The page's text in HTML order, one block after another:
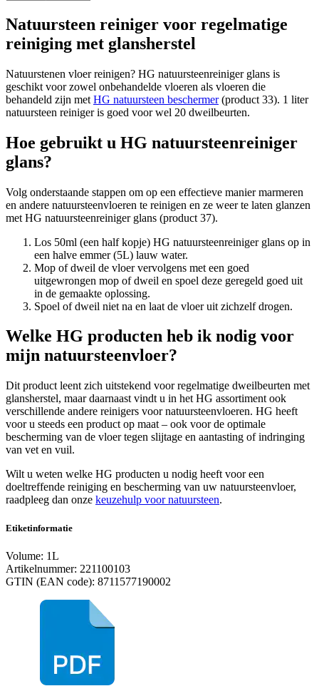
Natuursteen reiniger voor regelmatige
reiniging met glansherstel
Natuurstenen vloer reinigen? HG natuursteenreiniger glans is
geschikt voor zowel onbehandelde vloeren als vloeren die
behandeld zijn met HG natuursteen beschermer(product 33). 1 liter
natuursteen reiniger is goed voor wel 20 dweilbeurten.
Hoe gebruikt u HG natuursteenreiniger
glans?
Volg onderstaande stappen om op een effectieve manier marmeren
en andere natuursteenvloeren te reinigen en ze weer te laten glanzen
met HG natuursteenreiniger glans (product 37).
Los 50ml (een half kopje) HG natuursteenreiniger glans op in
een halve emmer (5L) lauw water.
Mop of dweil de vloer vervolgens met een goed
uitgewrongen mop of dweil en spoel deze geregeld goed uit
in de gemaakte oplossing.
Spoel of dweil niet na en laat de vloer uit zichzelf drogen.
Welke HG producten heb ik nodig voor
mijn natuursteenvloer?
Dit product leent zich uitstekend voor regelmatige dweilbeurten met
glansherstel, maar daarnaast vindt u in het HG assortiment ook
verschillende andere reinigers voor natuursteenvloeren. HG heeft
voor u steeds een product op maat – ook voor de optimale
bescherming van de vloer tegen slijtage en aantasting of indringing
van vet en vuil.
Wilt u weten welke HG producten u nodig heeft voor een
doeltreffende reiniging en bescherming van uw natuursteenvloer,
raadpleeg dan onze keuzehulp voor natuursteen.
Etiketinformatie
Volume: 1L
Artikelnummer: 221100103
GTIN (EAN code): 8711577190002